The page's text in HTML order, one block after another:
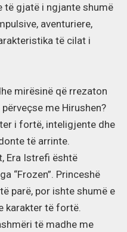
të gjatë i ngjante shumë
aventuriere,
të cilat i
mirësinë që rrezaton
me Hirushen?
i fortë, inteligjente dhe
të arrinte.
Era Istrefi është
“Frozen”. Princeshë
parë, por ishte shumë e
karakter të fortë.
të madhe me